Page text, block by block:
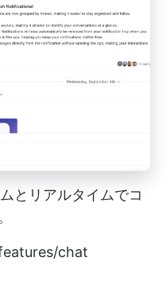
とリアルタイムでコ
chat